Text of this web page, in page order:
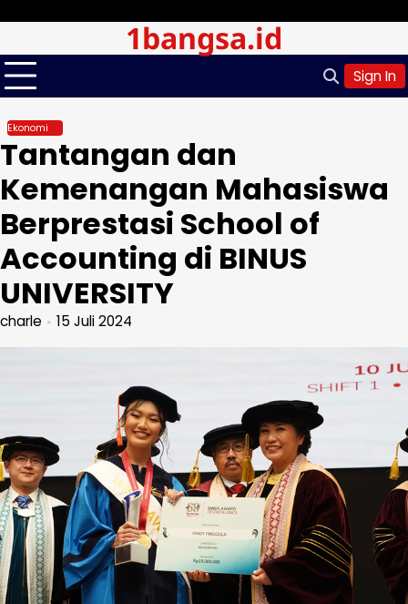
content
1bangsa.id
Sign In
Ekonomi
Tantangan dan
Kemenangan Mahasiswa
Berprestasi School of
Accounting di BINUS
UNIVERSITY
charle 15 Juli 2024